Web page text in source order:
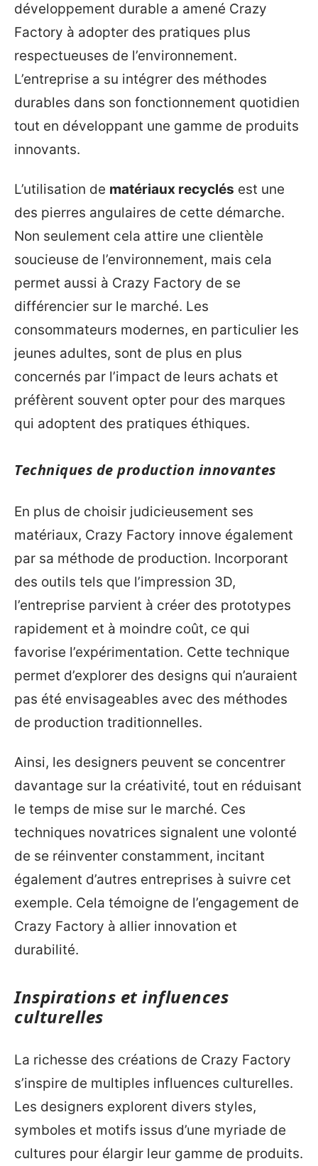
développement durable a amené Crazy
Factory à adopter des pratiques plus
respectueuses de l’environnement.
L’entreprise a su intégrer des méthodes
durables dans son fonctionnement quotidien
tout en développant une gamme de produits
innovants.
L’utilisation de matériaux recyclés est une
des pierres angulaires de cette démarche.
Non seulement cela attire une clientèle
soucieuse de l’environnement, mais cela
permet aussi à Crazy Factory de se
différencier sur le marché. Les
consommateurs modernes, en particulier les
jeunes adultes, sont de plus en plus
concernés par l’impact de leurs achats et
préfèrent souvent opter pour des marques
qui adoptent des pratiques éthiques.
Techniques de production innovantes
En plus de choisir judicieusement ses
matériaux, Crazy Factory innove également
par sa méthode de production. Incorporant
des outils tels que l’impression 3D,
l’entreprise parvient à créer des prototypes
rapidement et à moindre coût, ce qui
favorise l’expérimentation. Cette technique
permet d’explorer des designs qui n’auraient
pas été envisageables avec des méthodes
de production traditionnelles.
Ainsi, les designers peuvent se concentrer
davantage sur la créativité, tout en réduisant
le temps de mise sur le marché. Ces
techniques novatrices signalent une volonté
de se réinventer constamment, incitant
également d’autres entreprises à suivre cet
exemple. Cela témoigne de l’engagement de
Crazy Factory à allier innovation et
durabilité.
Inspirations et influences
culturelles
La richesse des créations de Crazy Factory
s’inspire de multiples influences culturelles.
Les designers explorent divers styles,
symboles et motifs issus d’une myriade de
cultures pour élargir leur gamme de produits.